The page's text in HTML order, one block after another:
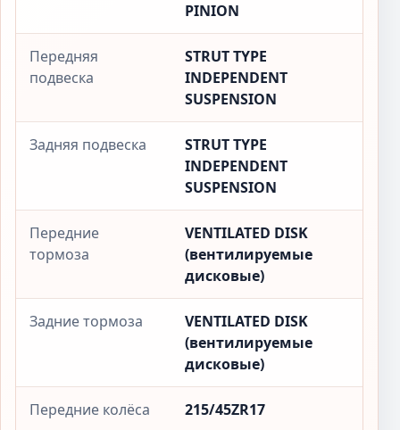
PINION
Передняя
подвеска
STRUT TYPE
INDEPENDENT
SUSPENSION
Задняя подвеска
STRUT TYPE
INDEPENDENT
SUSPENSION
Передние
тормоза
VENTILATED DISK
(вентилируемые
дисковые)
Задние тормоза
VENTILATED DISK
(вентилируемые
дисковые)
Передние колёса 215/45ZR17